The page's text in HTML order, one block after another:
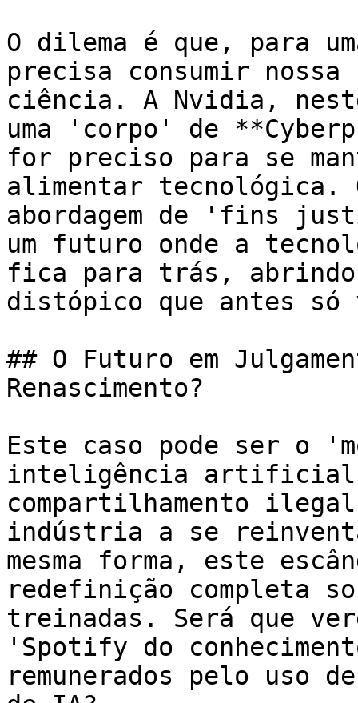
O dilema é que, para
precisa consumir
ciência. A Nvidia,
uma 'corpo' de
for preciso para se
alimentar tecnológica.
abordagem de 'fins
um futuro onde a
fica para trás,
distópico que antes só
## O Futuro em
Renascimento?
Este caso pode ser o
inteligência artificial.
compartilhamento
indústria a se
mesma forma, este
redefinição completa
treinadas. Será que
'Spotify do
remunerados pelo uso